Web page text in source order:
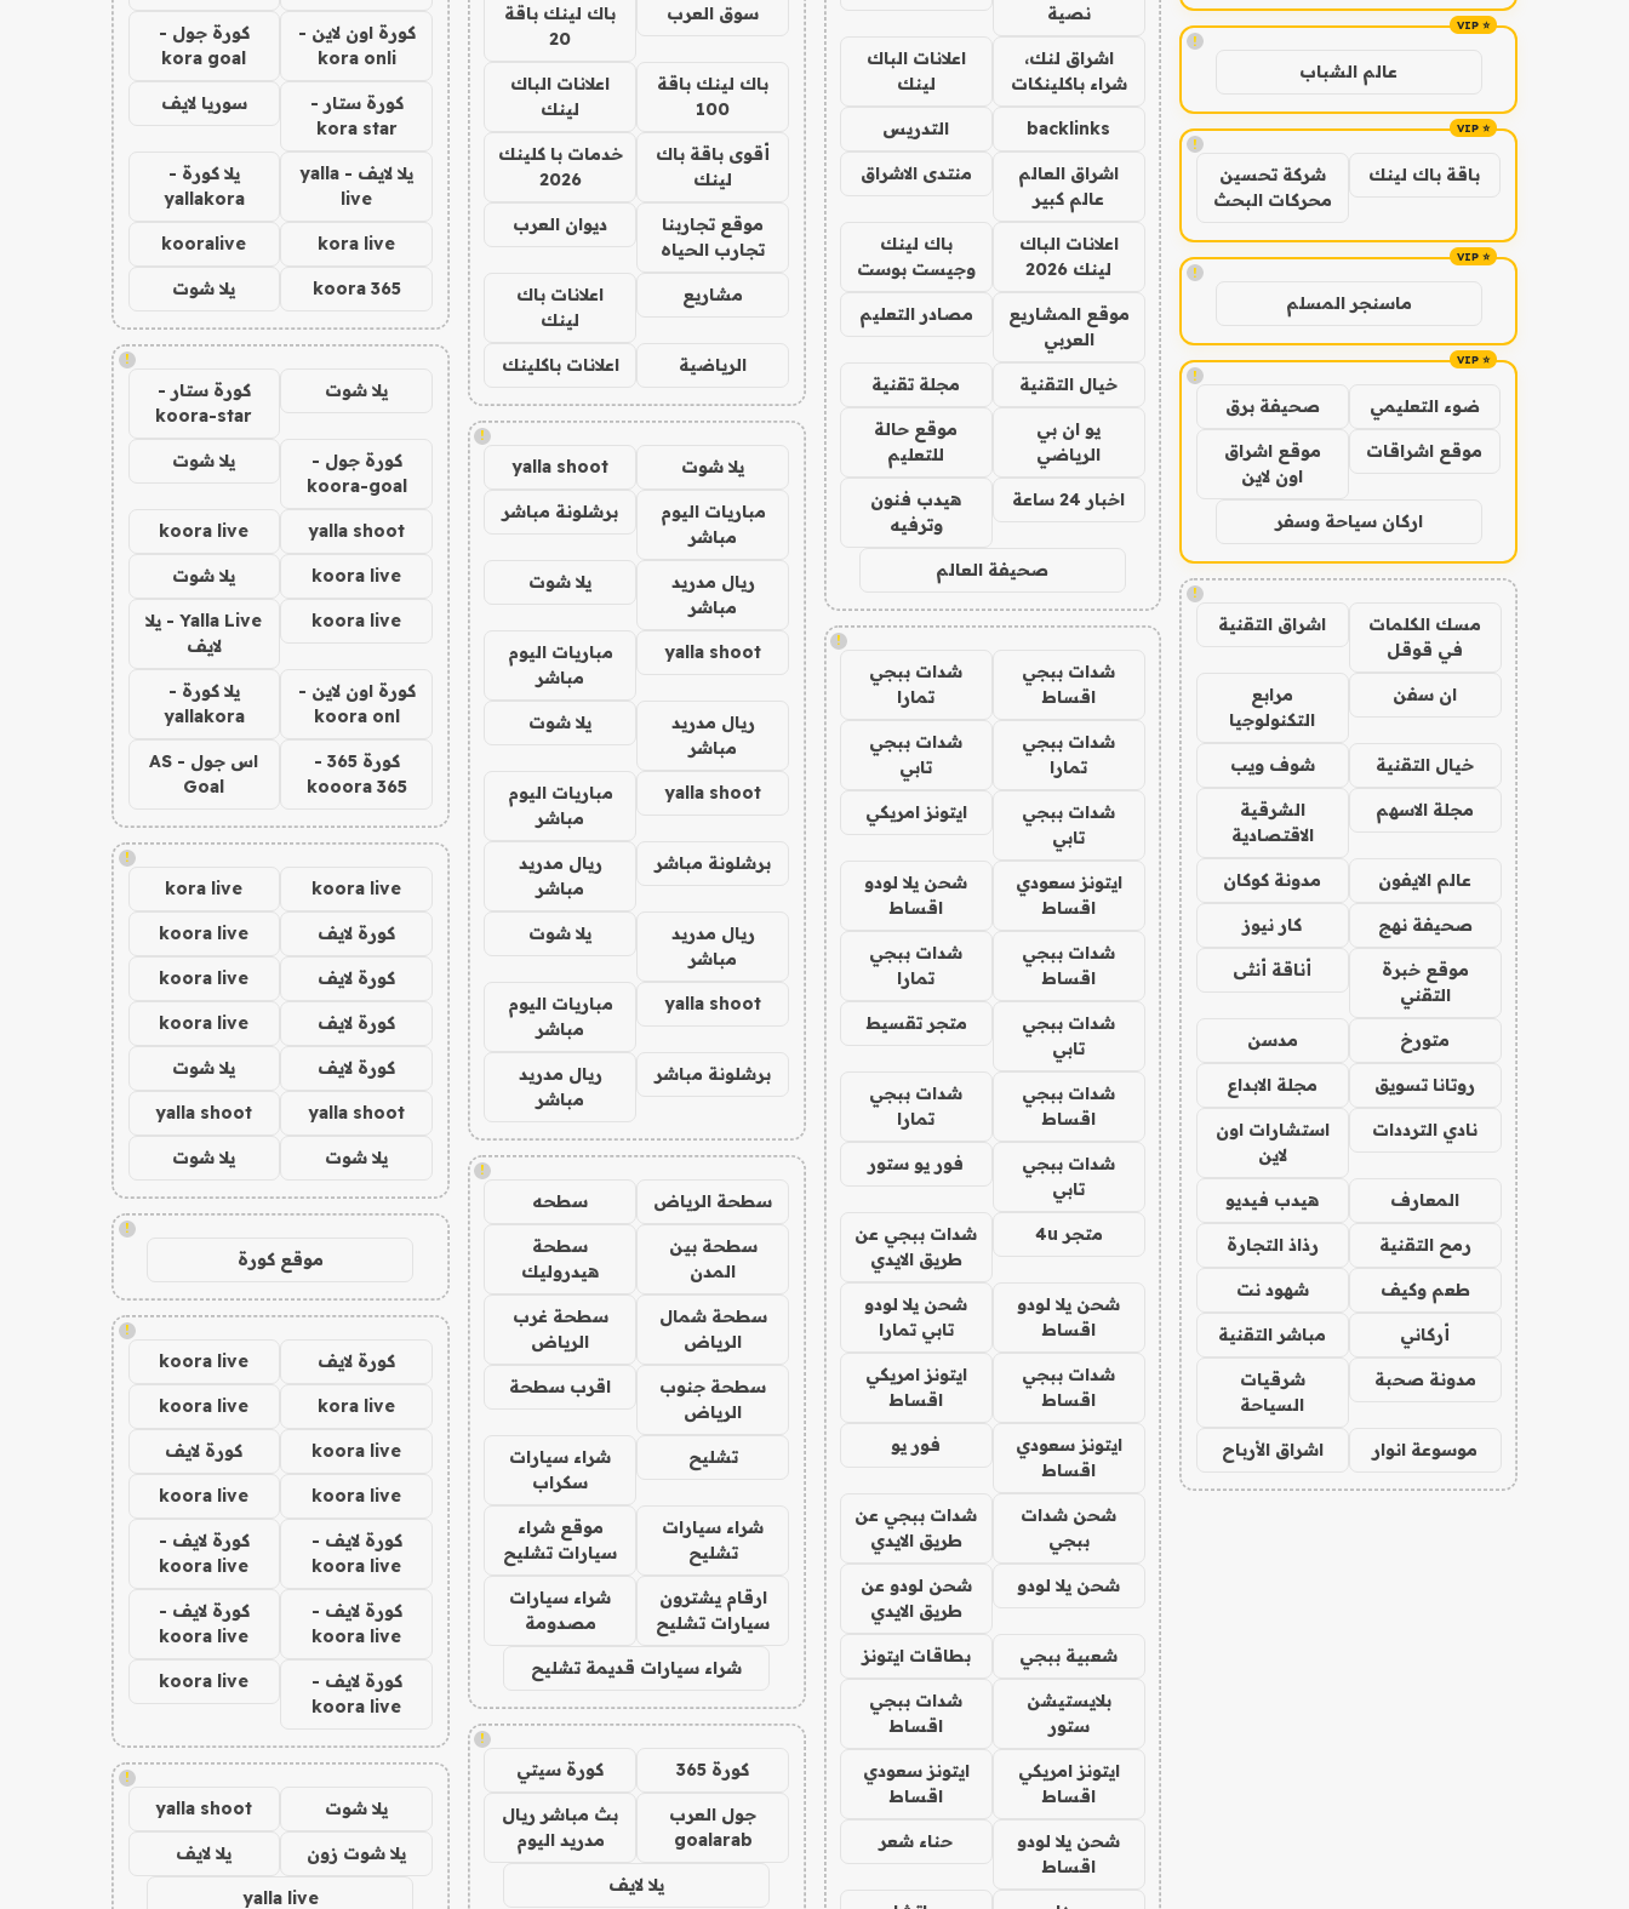
!
عالم الشباب
!
باقة باك لينك
شركة تحسين
محركات البحث
!
ماسنجر المسلم
!
ضوء التعليمي صحيفة برق
موقع اشراقات
موقع اشراق
اون لاين
اركان سياحة وسفر
!
مسك الكلمات
في قوقل
اشراق التقنية
ان سفن
مرابع
التكنولوجيا
خيال التقنية شوف ويب
مجلة الاسهم
الشرقية
الاقتصادية
عالم الايفون مدونة كوكان
صحيفة نهج كار نيوز
موقع خبرة
التقني
أناقة أنثى
متورخ مدسن
روتانا تسويق مجلة الابداع
نادي الترددات
استشارات اون
لاين
المعارف هيدب فيديو
رمح التقنية رذاذ التجارة
طعم وكيف شهود نت
أركاني مباشر التقنية
مدونة صحبة
شرقيات
السياحة
موسوعة انوار اشراق الأرباح
نصية
اشراق لنك،
شراء باكلينكات
اعلانات الباك
لينك
backlinks التدريس
اشراق العالم
عالم كبير
منتدى الاشراق
اعلانات الباك
لينك 2026
باك لينك
وجيست بوست
موقع المشاريع
العربي
مصادر التعليم
خيال التقنية مجلة تقنية
يو ان بي
الرياضي
موقع حالة
للتعليم
اخبار 24 ساعة
هيدب فنون
وترفيه
صحيفة العالم
!
شدات ببجي
اقساط
شدات ببجي
تمارا
شدات ببجي
تمارا
شدات ببجي
تابي
شدات ببجي
تابي
ايتونز امريكي
ايتونز سعودي
اقساط
شحن يلا لودو
اقساط
شدات ببجي
اقساط
شدات ببجي
تمارا
شدات ببجي
تابي
متجر تقسيط
شدات ببجي
اقساط
شدات ببجي
تمارا
شدات ببجي
تابي
فور يو ستور
متجر 4u
شدات ببجي عن
طريق الايدي
شحن يلا لودو
اقساط
شحن يلا لودو
تابي تمارا
شدات ببجي
اقساط
ايتونز امريكي
اقساط
ايتونز سعودي
اقساط
فور يو
شحن شدات
ببجي
شدات ببجي عن
طريق الايدي
شحن يلا لودو
شحن لودو عن
طريق الايدي
شعبية ببجي بطاقات ايتونز
بلايستيشن
ستور
شدات ببجي
اقساط
ايتونز امريكي
اقساط
ايتونز سعودي
اقساط
شحن يلا لودو
اقساط
حناء شعر
سوق العرب
باك لينك باقة
20
باك لينك باقة
100
اعلانات الباك
لينك
أقوى باقة باك
لينك
خدمات با كلينك
2026
موقع تجاربنا
تجارب الحياه
ديوان العرب
مشاريع
اعلانات باك
لينك
الرياضية اعلانات باكلينك
!
يلا شوت yalla shoot
مباريات اليوم
مباشر
برشلونة مباشر
ريال مدريد
مباشر
يلا شوت
yalla shoot
مباريات اليوم
مباشر
ريال مدريد
مباشر
يلا شوت
yalla shoot
مباريات اليوم
مباشر
برشلونة مباشر
ريال مدريد
مباشر
ريال مدريد
مباشر
يلا شوت
yalla shoot
مباريات اليوم
مباشر
برشلونة مباشر
ريال مدريد
مباشر
!
سطحة الرياض سطحه
سطحة بين
المدن
سطحة
هيدروليك
سطحة شمال
الرياض
سطحة غرب
الرياض
سطحة جنوب
الرياض
اقرب سطحة
تشليح
شراء سيارات
سكراب
شراء سيارات
تشليح
موقع شراء
سيارات تشليح
ارقام يشترون
سيارات تشليح
شراء سيارات
مصدومة
شراء سيارات قديمة تشليح
!
كورة 365 كورة سيتي
جول العرب
goalarab
بث مباشر ريال
مدريد اليوم
يلا لايف
كورة اون لاين -
kora onli
كورة جول -
kora goal
كورة ستار -
kora star
سوريا لايف
يلا لايف - yalla
live
يلا كورة -
yallakora
kora live
kooralive
koora 365 يلا شوت
!
يلا شوت
كورة ستار -
koora-star
كورة جول -
koora-goal
يلا شوت
yalla shoot
koora live
koora live يلا شوت
koora live
Yalla Live - يلا
لايف
كورة اون لاين -
koora onl
يلا كورة -
yallakora
كورة 365 -
kooora 365
اس جول - AS
Goal
!
koora live
kora live
كورة لايف koora live
كورة لايف koora live
كورة لايف koora live
كورة لايف يلا شوت
yalla shoot
yalla shoot
يلا شوت يلا شوت
!
موقع كورة
!
كورة لايف koora live
kora live
koora live
koora live كورة لايف
koora live
koora live
كورة لايف -
koora live
كورة لايف -
koora live
كورة لايف -
koora live
كورة لايف -
koora live
كورة لايف -
koora live
koora live
!
يلا شوت yalla shoot
يلا شوت زون يلا لايف
yalla live